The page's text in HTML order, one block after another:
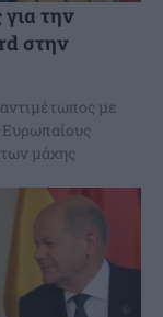
για την
στην
με
Ευρωπαίους
μάχης